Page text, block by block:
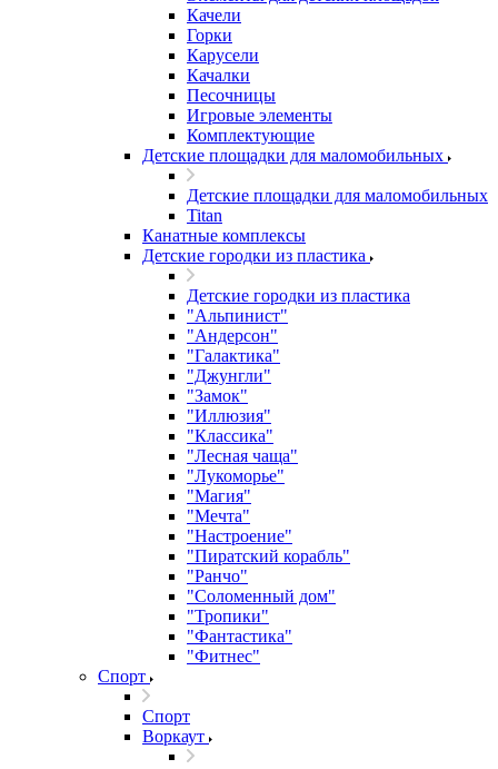
Качели
Горки
Карусели
Качалки
Песочницы
Игровые элементы
Комплектующие
Детские площадки для маломобильных
Детские площадки для маломобильных
Titan
Канатные комплексы
Детские городки из пластика
Детские городки из пластика
"Альпинист"
"Андерсон"
"Галактика"
"Джунгли"
"Замок"
"Иллюзия"
"Классика"
"Лесная чаща"
"Лукоморье"
"Магия"
"Мечта"
"Настроение"
"Пиратский корабль"
"Ранчо"
"Соломенный дом"
"Тропики"
"Фантастика"
"Фитнес"
Спорт
Спорт
Воркаут